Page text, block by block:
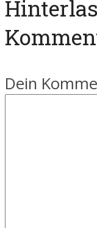
Dein